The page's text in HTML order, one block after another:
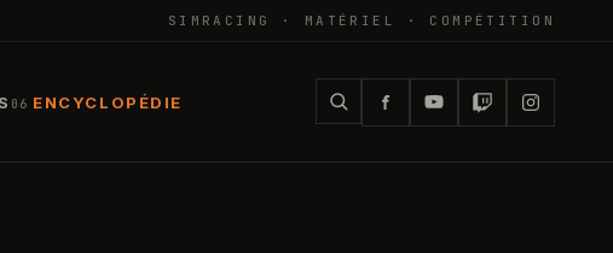
SIMRACING · MATÉRIEL · COMPÉTITION
06 ENCYCLOPÉDIE